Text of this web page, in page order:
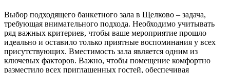
Выбор подходящего банкетного зала в Щелково – задача,
требующая внимательного подхода. Необходимо учитывать
ряд важных критериев, чтобы ваше мероприятие прошло
идеально и оставило только приятные воспоминания у всех
присутствующих. Вместимость зала является одним из
ключевых факторов. Важно, чтобы помещение комфортно
разместило всех приглашенных гостей, обеспечивая